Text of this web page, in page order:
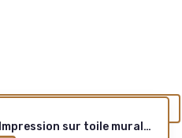
Design Artistic Line Impression sur toile murale Noir/blanc Tableau mural avec cadre peint à la main Peinture à l'huile abstraite moderne pour salon, chambre à coucher, couloir 113 x 73 cm (L x